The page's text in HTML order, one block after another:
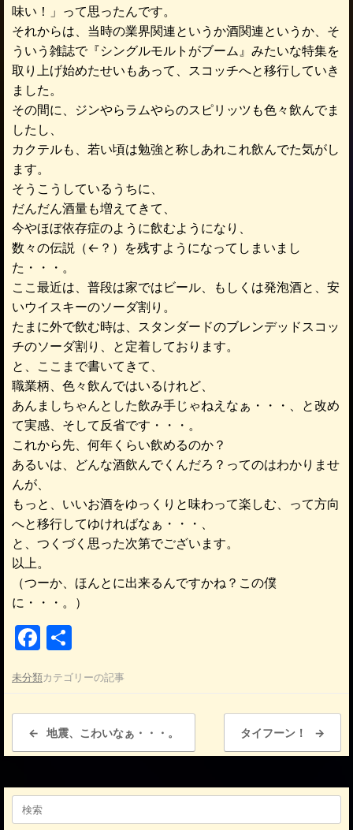
味い！」って思ったんです。
それからは、当時の業界関連というか酒関連というか、そ
ういう雑誌で『シングルモルトがブーム』みたいな特集を
取り上げ始めたせいもあって、スコッチへと移行していき
ました。
その間に、ジンやらラムやらのスピリッツも色々飲んでま
したし、
カクテルも、若い頃は勉強と称しあれこれ飲んでた気がし
ます。
そうこうしているうちに、
だんだん酒量も増えてきて、
今やほぼ依存症のように飲むようになり、
数々の伝説（←？）を残すようになってしまいまし
た・・・。
ここ最近は、普段は家ではビール、もしくは発泡酒と、安
いウイスキーのソーダ割り。
たまに外で飲む時は、スタンダードのブレンデッドスコッ
チのソーダ割り、と定着しております。
と、ここまで書いてきて、
職業柄、色々飲んではいるけれど、
あんましちゃんとした飲み手じゃねえなぁ・・・、と改め
て実感、そして反省です・・・。
これから先、何年くらい飲めるのか？
あるいは、どんな酒飲んでくんだろ？ってのはわかりませ
んが、
もっと、いいお酒をゆっくりと味わって楽しむ、って方向
へと移行してゆければなぁ・・・、
と、つくづく思った次第でございます。
以上。
（つーか、ほんとに出来るんですかね？この僕
に・・・。）
F
c
e
b
o
o
k
未分類カテゴリーの記事
投稿ナビゲーション
← 地震、こわいなぁ・・・。 タイフーン！ →
検